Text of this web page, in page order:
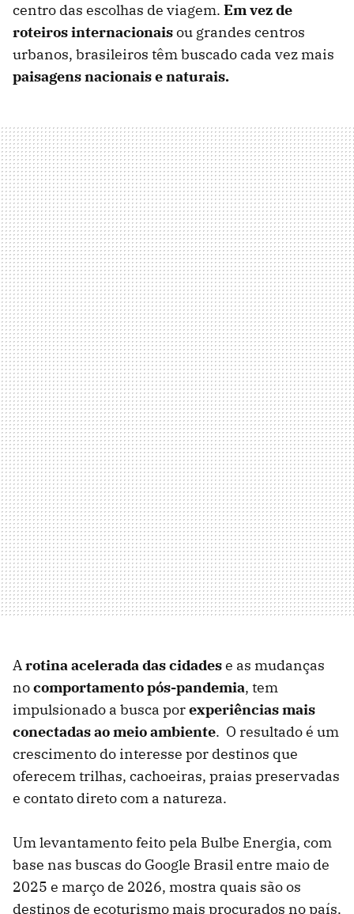
centro das escolhas de viagem. Em vez de
roteiros internacionaisou grandes centros
urbanos, brasileiros têm buscado cada vez mais
paisagens nacionais e naturais.
Arotina acelerada das cidadese as mudanças
nocomportamento pós-pandemia, tem
impulsionado a busca porexperiências mais
conectadas ao meio ambiente. O resultado é um
crescimento do interesse por destinos que
oferecem trilhas, cachoeiras, praias preservadas
e contato direto com a natureza.
Um levantamento feito pela Bulbe Energia, com
base nas buscas do Google Brasil entre maio de
2025 e março de 2026, mostra quais são os
destinos de ecoturismo mais procurados no país.